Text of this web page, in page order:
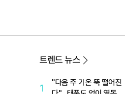
트렌드 뉴스
1
"다음 주 기온 뚝 떨어진